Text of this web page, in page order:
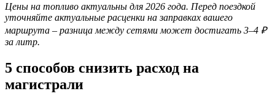
Цены на топливо актуальны для 2026 года. Перед поездкой
уточняйте актуальные расценки на заправках вашего
маршрута – разница между сетями может достигать 3–4 ₽
за литр.
5 способов снизить расход на
магистрали